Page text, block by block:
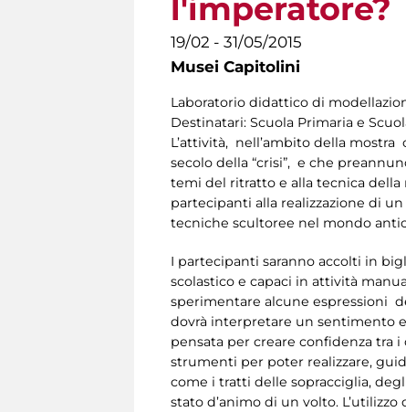
l'imperatore?
19/02 - 31/05/2015
Musei Capitolini
Laboratorio didattico di
Destinatari: Scuola Primaria e
L’attività, nell’ambito della
secolo della “crisi”, e che
temi del ritratto e alla tecnica
partecipanti alla realizzazione di
tecniche scultoree nel mondo
I partecipanti saranno accolti in
scolastico e capaci in attività
sperimentare alcune espressioni
dovrà interpretare un sentimento
pensata per creare confidenza tra
strumenti per poter realizzare,
come i tratti delle sopracciglia,
stato d’animo di un volto.